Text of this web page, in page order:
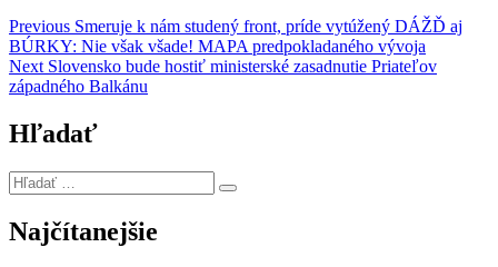
Navigácia
v
článku
Previous Previous
post:
Smeruje k nám studený front, príde vytúžený DÁŽĎ aj
BÚRKY: Nie však všade! MAPA predpokladaného vývoja
Next Next
post:
Slovensko bude hostiť ministerské zasadnutie Priateľov
západného Balkánu
Hľadať
Hľadať
…
Najčítanejšie